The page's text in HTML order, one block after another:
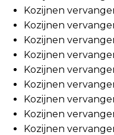
Kozijnen
Kozijnen
Kozijnen
Kozijnen
Kozijnen
Kozijnen
Kozijnen
Kozijnen
Kozijnen